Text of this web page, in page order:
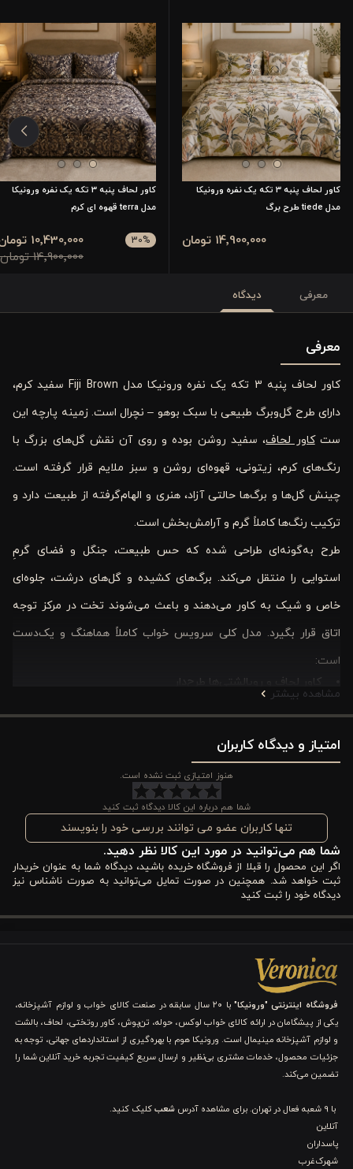
کاور لحاف پنبه 3 تکه یک نفره ورونیکا
مدل tiede طرح برگ
14٬900٬000 تومان
کاور لحاف پنبه 3 تکه یک نفره ورونیکا
مدل terra قهوه ای کرم
30%
14٬900٬000 تومان
10٬430٬000 تومان
معرفی دیدگاه
معرفی
کاور لحاف پنبه 3 تکه یک نفره ورونیکا مدل Fiji Brown سفید کرم،
دارای طرح گل‌و‌برگ طبیعی با سبک بوهو – نچرال است. زمینه پارچه این
ستکاور لحاف، سفید روشن بوده و روی آن نقش گل‌های بزرگ با
رنگ‌های کرم، زیتونی، قهوه‌ای روشن و سبز ملایم قرار گرفته است.
چینش گل‌ها و برگ‌ها حالتی آزاد، هنری و الهام‌گرفته از طبیعت دارد و
ترکیب رنگ‌ها کاملاً گرم و آرامش‌بخش است.
طرح به‌گونه‌ای طراحی شده که حس طبیعت، جنگل و فضای گرمِ
استوایی را منتقل می‌کند. برگ‌های کشیده و گل‌های درشت، جلوه‌ای
خاص و شیک به کاور می‌دهند و باعث می‌شوند تخت در مرکز توجه
اتاق قرار بگیرد. مدل کلی سرویس خواب کاملاً هماهنگ و یک‌دست
است:
کاور لحاف و روبالشتی‌ها طرح‌دار
استفاده از سایه‌های گرم برای ایجاد حس صمیمیت
مناسب دکوراسیون‌های چوبی، روستیک، بوهو و نچرال
است، کاور دو رو دارد و به‌دلیل سبک بودن و قابلیت استفاده در تمام
فصل‌ها، هم در تابستان و هم در زمستان کارایی خوبی دارد. از طرف
دیگر، شستشوی آسان در ۳۰ درجه، دوام بالا و ثبات رنگ باعث
می‌شود شما با خیال راحت‌تری آن را انتخاب کنید و مدت طولانی‌تری از
زیبایی و کیفیت آن بهره ببرید.
دسته سرویس‌های خواب است که هم از نظر ظاهر و هم از نظر کیفیت،
برای شما انتخابی قابل‌اعتماد محسوب می‌شود. در ادامه، مهم‌ترین
ویژگی‌ها و مزایا را به‌صورت دقیق بررسی می‌کنیم تا شما بتوانید با
دیدی روشن‌تر انتخاب کنید.
1. آرام، روشن و هماهنگ با دکوراسیون‌های مختلف
رنگ سفید کرم یکی از بهترین انتخاب‌ها برای سرویس خواب است،
مشاهده بیشتر
امتیاز و دیدگاه کاربران
هنوز امتیازی ثبت نشده است.
شما هم درباره این کالا دیدگاه ثبت کنید
تنها کاربران عضو می توانند بررسی خود را بنویسند
شما هم می‌توانید در مورد این کالا نظر دهید.
اگر این محصول را قبلا از فروشگاه خریده باشید، دیدگاه شما به عنوان خریدار
ثبت خواهد شد. همچنین در صورت تمایل می‌توانید به صورت ناشناس نیز
دیدگاه خود را ثبت کنید
فروشگاه اینترنتی "ورونیکا"
با ۲۰ سال سابقه در صنعت کالای خواب و لوازم آشپزخانه،
یکی از پیشگامان در ارائه کالای خواب لوکس، حوله، تن‌پوش، کاور روتختی، لحاف، بالشت
و لوازم آشپزخانه مینیمال است. ورونیکا هوم با بهره‌گیری از استانداردهای جهانی، توجه به
جزئیات محصول، خدمات مشتری بی‌نظیر و ارسال سریع کیفیت تجربه خرید آنلاین شما را
تضمین می‌کند.
با 9 شعبه فعال در تهران. برای مشاهده آدرس شعبکلیک کنید.
آنلاین
پاسداران
شهرک‌غرب